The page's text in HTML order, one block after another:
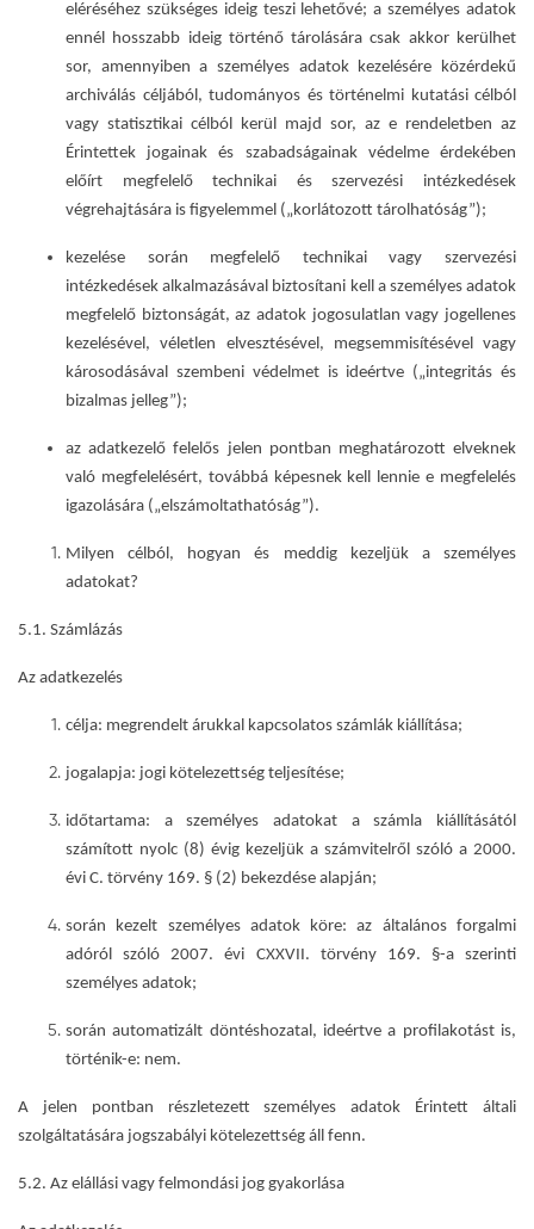
eléréséhez szükséges ideig teszi lehetővé; a személyes adatok
ennél hosszabb ideig történő tárolására csak akkor kerülhet
sor, amennyiben a személyes adatok kezelésére közérdekű
archiválás céljából, tudományos és történelmi kutatási célból
vagy statisztikai célból kerül majd sor, az e rendeletben az
Érintettek jogainak és szabadságainak védelme érdekében
előírt megfelelő technikai és szervezési intézkedések
végrehajtására is figyelemmel („korlátozott tárolhatóság”);
kezelése során megfelelő technikai vagy szervezési
intézkedések alkalmazásával biztosítani kell a személyes adatok
megfelelő biztonságát, az adatok jogosulatlan vagy jogellenes
kezelésével, véletlen elvesztésével, megsemmisítésével vagy
károsodásával szembeni védelmet is ideértve („integritás és
bizalmas jelleg”);
az adatkezelő felelős jelen pontban meghatározott elveknek
való megfelelésért, továbbá képesnek kell lennie e megfelelés
igazolására („elszámoltathatóság”).
Milyen célból, hogyan és meddig kezeljük a személyes
adatokat?
5.1. Számlázás
Az adatkezelés
célja: megrendelt árukkal kapcsolatos számlák kiállítása;
jogalapja: jogi kötelezettség teljesítése;
időtartama: a személyes adatokat a számla kiállításától
számított nyolc (8) évig kezeljük a számvitelről szóló a 2000.
évi C. törvény 169. § (2) bekezdése alapján;
során kezelt személyes adatok köre: az általános forgalmi
adóról szóló 2007. évi CXXVII. törvény 169. §-a szerinti
személyes adatok;
során automatizált döntéshozatal, ideértve a profilakotást is,
történik-e: nem.
A jelen pontban részletezett személyes adatok Érintett általi
szolgáltatására jogszabályi kötelezettség áll fenn.
5.2. Az elállási vagy felmondási jog gyakorlása